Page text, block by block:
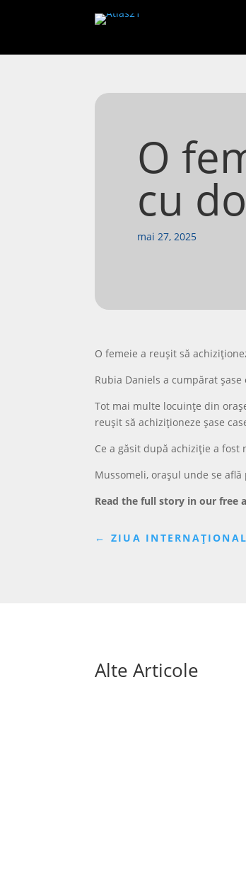
O
cu
mai 27, 2025
O femeie a reușit să
Rubia Daniels a cumpărat
Tot mai multe locuințe din
reușit să achiziționeze șase
Ce a găsit după achiziție a fost
Mussomeli, orașul unde se
Read the full story in our free
← ZIUA
Alte Articole